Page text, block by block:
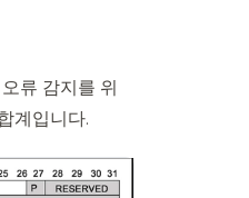
류 감지를 위
계입니다.